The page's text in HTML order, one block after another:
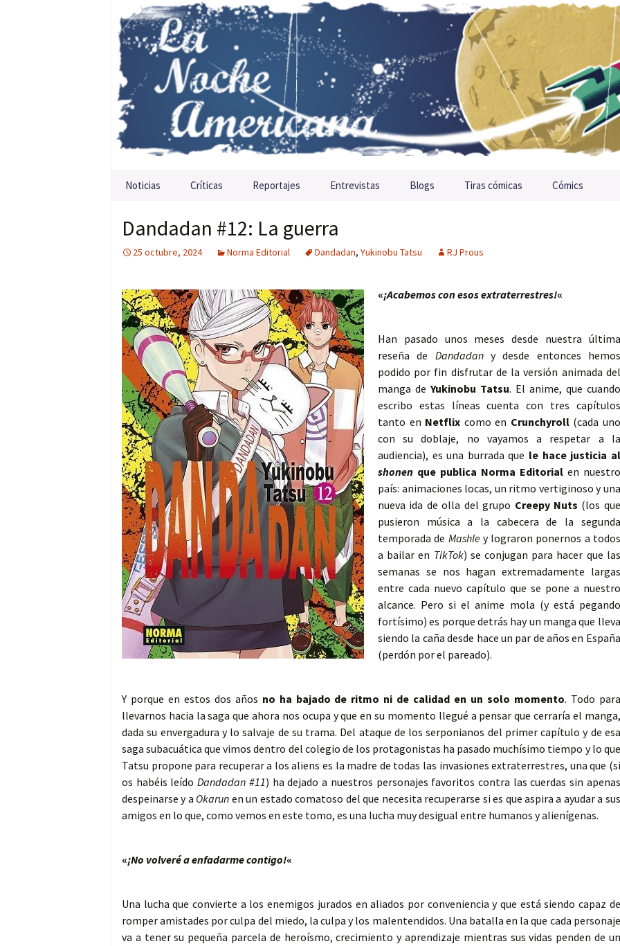
Saltar al contenido
Noticias Críticas Reportajes Entrevistas Blogs Tiras cómicas Cómics
Dandadan #12: La guerra
25 octubre, 2024 Norma Editorial Dandadan, Yukinobu Tatsu RJ Prous
«¡Acabemos con esos extraterrestres!«
Han pasado unos meses desde nuestra última
reseña de Dandadany desde entonces hemos
podido por fin disfrutar de la versión animada del
manga de Yukinobu Tatsu. El anime, que cuando
escribo estas líneas cuenta con tres capítulos
tanto en Netflix como en Crunchyroll(cada uno
con su doblaje, no vayamos a respetar a la
audiencia), es una burrada que le hace justicia al
shonen que publica Norma Editorialen nuestro
país: animaciones locas, un ritmo vertiginoso y una
nueva ida de olla del grupo Creepy Nuts (los que
pusieron música a la cabecera de la segunda
temporada de Mashley lograron ponernos a todos
a bailar en TikTok) se conjugan para hacer que las
semanas se nos hagan extremadamente largas
entre cada nuevo capítulo que se pone a nuestro
alcance. Pero si el anime mola (y está pegando
fortísimo) es porque detrás hay un manga que lleva
siendo la caña desde hace un par de años en España
(perdón por el pareado).
Y porque en estos dos años no ha bajado de ritmo ni de calidad en un solo momento. Todo para
llevarnos hacia la saga que ahora nos ocupa y que en su momento llegué a pensar que cerraría el manga,
dada su envergadura y lo salvaje de su trama. Del ataque de los serponianos del primer capítulo y de esa
saga subacuática que vimos dentro del colegio de los protagonistas ha pasado muchísimo tiempo y lo que
Tatsu propone para recuperar a los aliens es la madre de todas las invasiones extraterrestres, una que (si
os habéis leídoDandadan #11) ha dejado a nuestros personajes favoritos contra las cuerdas sin apenas
despeinarse y a Okarun en un estado comatoso del que necesita recuperarse si es que aspira a ayudar a sus
amigos en lo que, como vemos en este tomo, es una lucha muy desigual entre humanos y alienígenas.
«¡No volveré a enfadarme contigo!«
Una lucha que convierte a los enemigos jurados en aliados por conveniencia y que está siendo capaz de
romper amistades por culpa del miedo, la culpa y los malentendidos. Una batalla en la que cada personaje
va a tener su pequeña parcela de heroísmo, crecimiento y aprendizaje mientras sus vidas penden de un